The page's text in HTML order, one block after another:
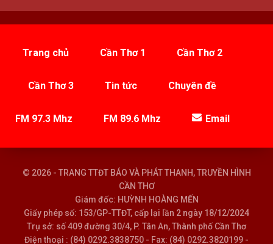
Trang chủ Cần Thơ 1 Cần Thơ 2
Cần Thơ 3 Tin tức Chuyên đề
FM 97.3 Mhz FM 89.6 Mhz Email
© 2026 - TRANG TTĐT BÁO VÀ PHÁT THANH, TRUYỀN HÌNH
CẦN THƠ
Giám đốc: HUỲNH HOÀNG MẾN
Giấy phép số: 153/GP-TTĐT, cấp lại lần 2 ngày 18/12/2024
Trụ sở: số 409 đường 30/4, P. Tân An, Thành phố Cần Thơ
Điện thoại : (84) 0292.3838750 - Fax: (84) 0292.3820199 -